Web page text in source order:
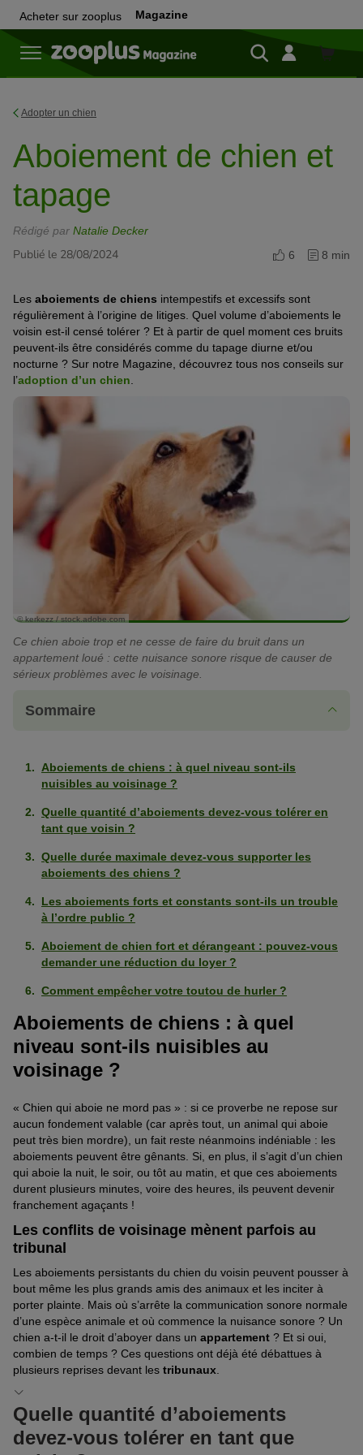
Acheter sur zooplus Magazine
Adopter un chien
Aboiement de chien et
tapage
Rédigé par Natalie Decker
Publié le 28/08/2024 6 8 min
Les aboiements de chiens intempestifs et excessifs sont
régulièrement à l’origine de litiges. Quel volume d’aboiements le
voisin est-il censé tolérer ? Et à partir de quel moment ces bruits
peuvent-ils être considérés comme du tapage diurne et/ou
nocturne ? Sur notre Magazine, découvrez tous nos conseils sur
l’adoption d’un chien
© kerkezz / stock.adobe.com
Ce chien aboie trop et ne cesse de faire du bruit dans un
appartement loué : cette nuisance sonore risque de causer de
sérieux problèmes avec le voisinage.
Sommaire
Aboiements de chiens : à quel niveau sont-ils
nuisibles au voisinage ?
Quelle quantité d’aboiements devez-vous tolérer en
tant que voisin ?
Quelle durée maximale devez-vous supporter les
aboiements des chiens ?
Les aboiements forts et constants sont-ils un trouble
à l’ordre public ?
Aboiement de chien fort et dérangeant : pouvez-vous
demander une réduction du loyer ?
Comment empêcher votre toutou de hurler ?
Aboiements de chiens : à quel
niveau sont-ils nuisibles au
voisinage ?
« Chien qui aboie ne mord pas » : si ce proverbe ne repose sur
aucun fondement valable (car après tout, un animal qui aboie
peut très bien mordre), un fait reste néanmoins indéniable : les
aboiements peuvent être gênants. Si, en plus, il s’agit d’un chien
qui aboie la nuit, le soir, ou tôt au matin, et que ces aboiements
durent plusieurs minutes, voire des heures, ils peuvent devenir
franchement agaçants !
Les conflits de voisinage mènent parfois au
tribunal
Les aboiements persistants du chien du voisin peuvent pousser à
bout même les plus grands amis des animaux et les inciter à
porter plainte. Mais où s’arrête la communication sonore normale
d’une espèce animale et où commence la nuisance sonore ? Un
chien a-t-il le droit d’aboyer dans un appartement ? Et si oui,
combien de temps ? Ces questions ont déjà été débattues à
plusieurs reprises devant les tribunaux
Quelle quantité d’aboiements
devez-vous tolérer en tant que